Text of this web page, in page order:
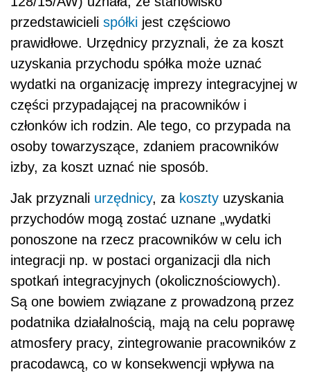
przedstawicieli spółki jest częściowo
prawidłowe. Urzędnicy przyznali, że za koszt
uzyskania przychodu spółka może uznać
wydatki na organizację imprezy integracyjnej w
części przypadającej na pracowników i
członków ich rodzin. Ale tego, co przypada na
osoby towarzyszące, zdaniem pracowników
izby, za koszt uznać nie sposób.
Jak przyznali urzędnicy, za koszty uzyskania
przychodów mogą zostać uznane „wydatki
ponoszone na rzecz pracowników w celu ich
integracji np. w postaci organizacji dla nich
spotkań integracyjnych (okolicznościowych).
Są one bowiem związane z prowadzoną przez
podatnika działalnością, mają na celu poprawę
atmosfery pracy, zintegrowanie pracowników z
pracodawcą, co w konsekwencji wpływa na